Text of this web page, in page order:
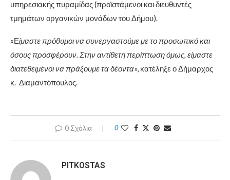
υπηρεσιακής πυραμίδας (προϊστάμενοι και διευθυντές
τμημάτων οργανικών μονάδων του Δήμου).
«Είμαστε πρόθυμοι να συνεργαστούμε με το προσωπικό και
όσους προσφέρουν. Στην αντίθετη περίπτωση όμως, είμαστε
διατεθειμένοι να πράξουμε τα δέοντα», κατέληξε ο Δήμαρχος
κ. Διαμαντόπουλος.
0 Σχόλια 0
PITKOSTAS